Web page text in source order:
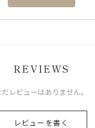
REVIEWS
だレビューはありません。
レビューを書く